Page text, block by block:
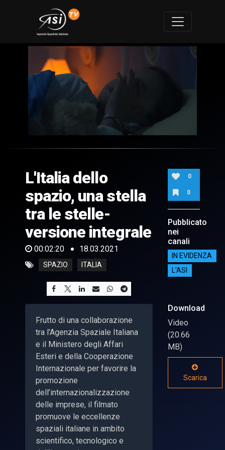
of
20
seconds
L'Italia dello
spazio, una stella
tra le stelle-
versione integrale
00:02:20 18.03.2021
SPAZIO ITALIA
Frutto di una collaborazione
tra l'Agenzia Spaziale Italiana
e il Ministero degli Affari
Esteri e della Cooperazione
Internazionale per favorire la
promozione
dell’internazionalizzazione
delle imprese, il filmato
promuove le eccellenze
spaziali italiane in ambito
scientifico, tecnologico e
0
0
Pubblicato
nei
canali
IN EVIDENZA
L'ASI
Download
Video
(20.66
MB)
Scarica